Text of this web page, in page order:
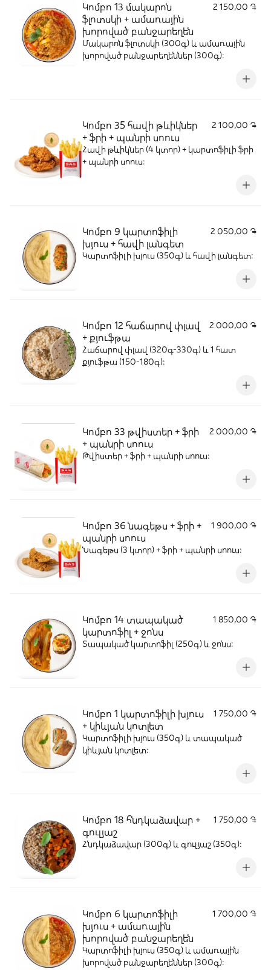
Կոմբո 13 մակարոն
ֆլոտսկի + ամառային
խորոված բանջարեղեն
2 150,00 ֏
Մակարոն ֆլոտսկի (300գ) և ամառային
խորոված բանջարեղեններ (300գ)։
Կոմբո 35 հավի թևիկներ
+ ֆրի + պանրի սոուս
2 100,00 ֏
Հավի թևիկներ (4 կտոր) + կարտոֆիլի ֆրի
+ պանրի սոուս։
Կոմբո 9 կարտոֆիլի
խյուս + հավի լանգետ
2 050,00 ֏
Կարտոֆիլի խյուս (350գ) և հավի լանգետ:
Կոմբո 12 հաճարով փլավ
+ քյուֆթա
2 000,00 ֏
Հաճարով փլավ (320գ-330գ) և 1 հատ
քյուֆթա (150-180գ)։
Կոմբո 33 թվիստեր + ֆրի
+ պանրի սոուս
2 000,00 ֏
Թվիստեր + ֆրի + պանրի սոուս։
Կոմբո 36 նագեթս + ֆրի +
պանրի սոուս
1 900,00 ֏
Նագեթս (3 կտոր) + ֆրի + պանրի սոուս։
Կոմբո 14 տապակած
կարտոֆիլ + ջոնս
1 850,00 ֏
Տապակած կարտոֆիլ (250գ) և ջոնս:
Կոմբո 1 կարտոֆիլի խյուս
+ կիևյան կոտլետ
1 750,00 ֏
Կարտոֆիլի խյուս (350գ) և տապակած
կիևյան կոտլետ։
Կոմբո 18 հնդկաձավար +
գուլյաշ
1 750,00 ֏
Հնդկաձավար (300գ) և գուլյաշ (350գ)։
Կոմբո 6 կարտոֆիլի
խյուս + ամառային
խորոված բանջարեղեն
1 700,00 ֏
Կարտոֆիլի խյուս (350գ) և ամառային
խորոված բանջարեղեններ (300գ)։